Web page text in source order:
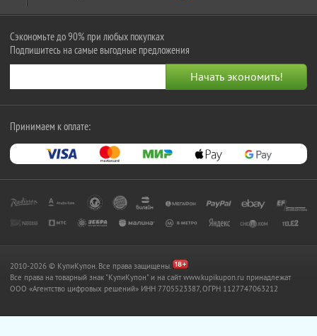
Сэкономьте до 90% при любых покупках
Подпишитесь на самые выгодные предложения
Принимаем к оплате:
2010-2026 © КупиКупон. Все права защищены.
Все права на товарный знак "КупиКупон" и на сайт www.kupikupon.ru принадлежат
OOO «Агентство цифровых решений» ИНН 7705523387, ОГРН 1127747063212